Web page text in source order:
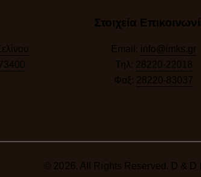
Στοιχεία
Email: info@imks.gr
Τηλ: 28220-22018
Φαξ: 28220-83037
© 2026. All Rights Reserved. D & D